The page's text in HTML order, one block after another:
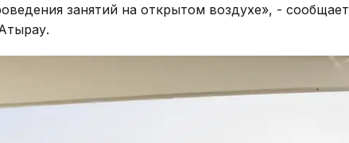
занятий на открытом воздухе», - сообщает